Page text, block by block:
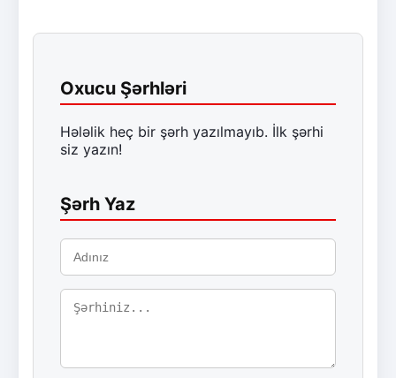
Oxucu Şərhləri
Hələlik heç bir şərh yazılmayıb. İlk şərhi
siz yazın!
Şərh Yaz